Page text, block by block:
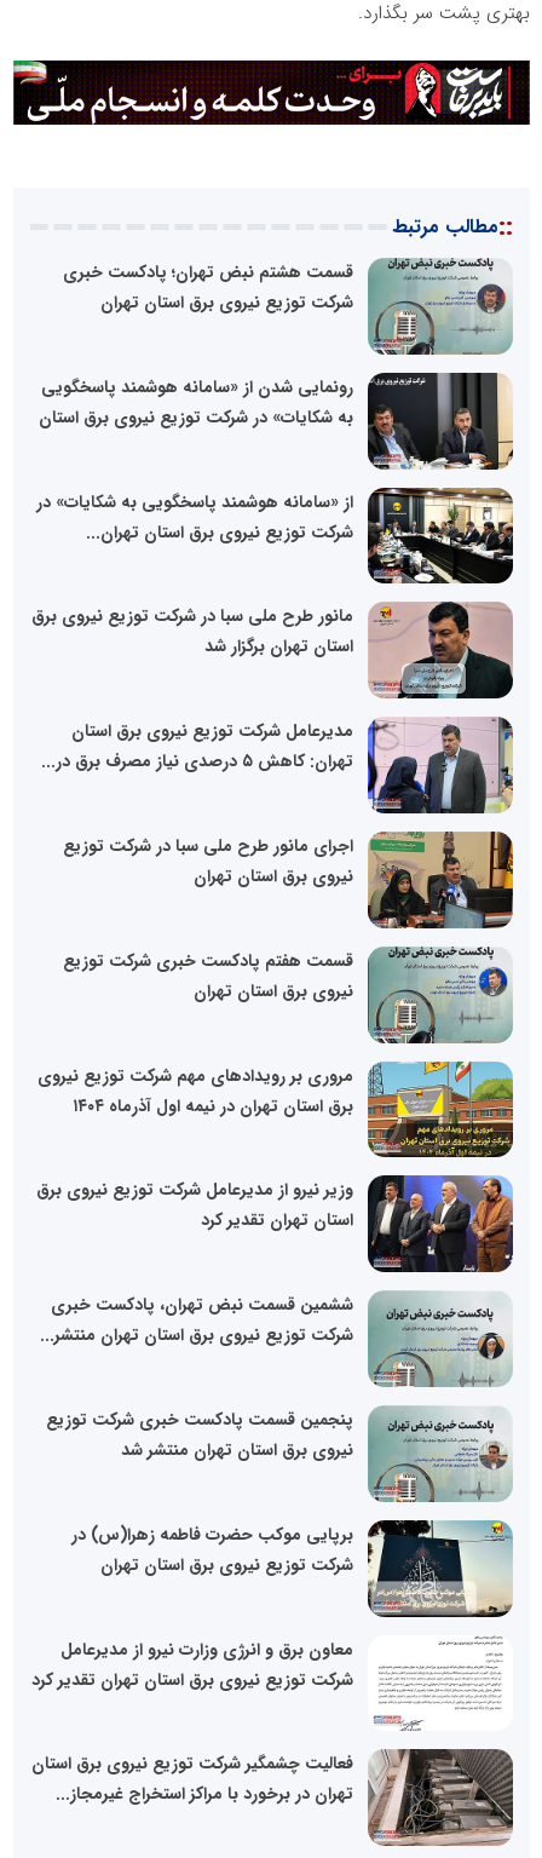
بهتری پشت سر بگذارد.
::مطالب مرتبط
قسمت هشتم نبض تهران؛ پادکست خبری
شرکت توزیع نیروی برق استان تهران
رونمایی شدن از «سامانه هوشمند پاسخگویی
به شکایات» در شرکت توزیع نیروی برق استان
از «سامانه هوشمند پاسخگویی به شکایات» در
شرکت توزیع نیروی برق استان تهران...
مانور طرح ملی سبا در شرکت توزیع نیروی برق
استان تهران برگزار شد
مدیرعامل شرکت توزیع نیروی برق استان
تهران: کاهش ۵ درصدی نیاز مصرف برق در...
اجرای مانور طرح ملی سبا در شرکت توزیع
نیروی برق استان تهران
قسمت هفتم پادکست خبری شرکت توزیع
نیروی برق استان تهران
مروری بر رویدادهای مهم شرکت توزیع نیروی
برق استان تهران در نیمه اول آذرماه ۱۴۰۴
وزیر نیرو از مدیرعامل شرکت توزیع نیروی برق
استان تهران تقدیر کرد
ششمین قسمت نبض تهران، پادکست خبری
شرکت توزیع نیروی برق استان تهران منتشر...
پنجمین قسمت پادکست خبری شرکت توزیع
نیروی برق استان تهران منتشر شد
برپایی موکب حضرت فاطمه زهرا(س) در
شرکت توزیع نیروی برق استان تهران
معاون برق و انرژی وزارت نیرو از مدیرعامل
شرکت توزیع نیروی برق استان تهران تقدیر کرد
فعالیت چشمگیر شرکت توزیع نیروی برق استان
تهران در برخورد با مراکز استخراج غیرمجاز...